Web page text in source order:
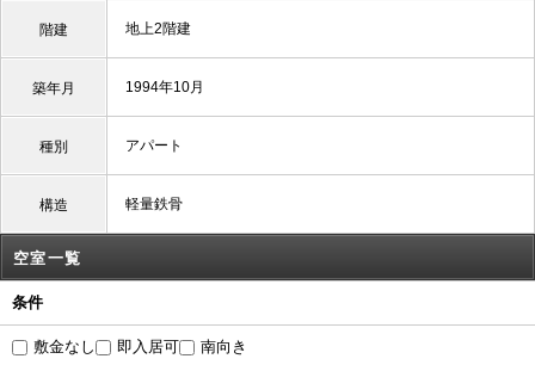
階建 地上2階建
築年月 1994年10月
種別 アパート
構造 軽量鉄骨
空室一覧
条件
敷金なし 即入居可 南向き